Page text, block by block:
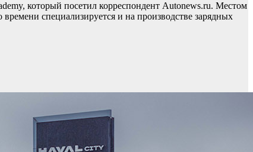
который посетил корреспондент Autonews.ru. Местом
специализируется и на производстве зарядных